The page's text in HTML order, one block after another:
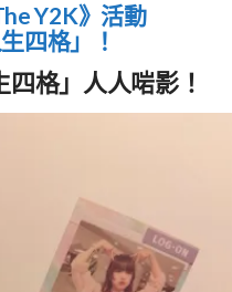
Y2K》活動
四格」！
格」人人啱影！